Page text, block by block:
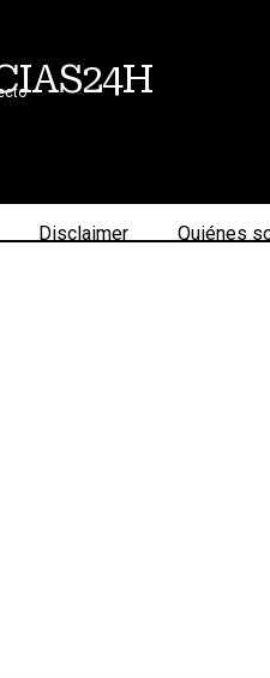
Disclaimer Quiénes